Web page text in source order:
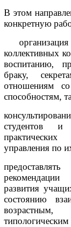
В этом
конкретную
коллективных
воспитанию,
браку,
отношениям
способностям,
студентов и
управления по
развития
состоянию
типологическим